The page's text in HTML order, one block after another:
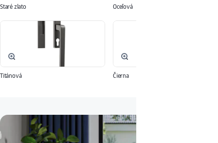
Staré zlato Oceľová
Titánová Čierna